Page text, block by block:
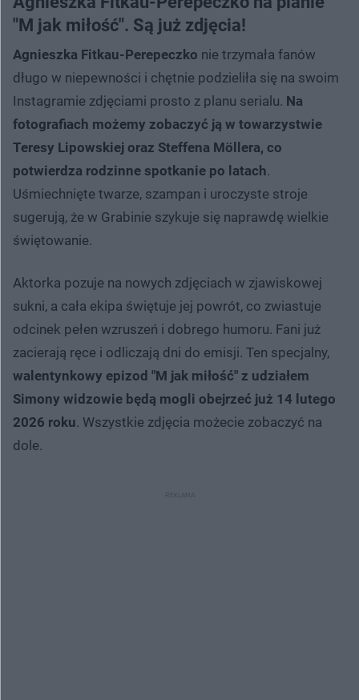
"M jak miłość". Są już zdjęcia!
Agnieszka Fitkau-Perepeczko nie trzymała fanów
długo w niepewności i chętnie podzieliła się na swoim
Instagramie zdjęciami prosto z planu serialu. Na
fotografiach możemy zobaczyć ją w towarzystwie
Teresy Lipowskiej oraz Steffena Möllera, co
potwierdza rodzinne spotkanie po latach.
Uśmiechnięte twarze, szampan i uroczyste stroje
sugerują, że w Grabinie szykuje się naprawdę wielkie
świętowanie.
Aktorka pozuje na nowych zdjęciach w zjawiskowej
sukni, a cała ekipa świętuje jej powrót, co zwiastuje
odcinek pełen wzruszeń i dobrego humoru. Fani już
zacierają ręce i odliczają dni do emisji. Ten specjalny,
walentynkowy epizod "M jak miłość" z udziałem
Simony widzowie będą mogli obejrzeć już 14 lutego
2026 roku. Wszystkie zdjęcia możecie zobaczyć na
dole.